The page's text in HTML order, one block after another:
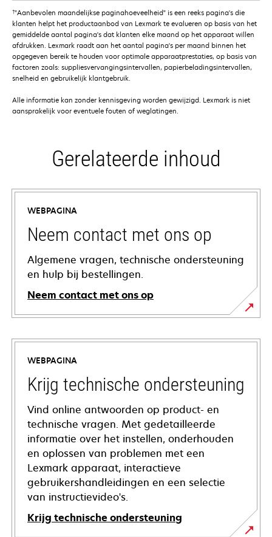
†"Aanbevolen maandelijkse paginahoeveelheid" is een reeks pagina's die
klanten helpt het productaanbod van Lexmark te evalueren op basis van het
gemiddelde aantal pagina's dat klanten elke maand op het apparaat willen
afdrukken. Lexmark raadt aan het aantal pagina's per maand binnen het
opgegeven bereik te houden voor optimale apparaatprestaties, op basis van
factoren zoals: suppliesvervangingsintervallen, papierbeladingsintervallen,
snelheid en gebruikelijk klantgebruik.
Alle informatie kan zonder kennisgeving worden gewijzigd. Lexmark is niet
aansprakelijk voor eventuele fouten of weglatingen.
Gerelateerde inhoud
WEBPAGINA
Neem contact met ons op
Algemene vragen, technische ondersteuning
en hulp bij bestellingen.
Neem contact met ons op
WEBPAGINA
Krijg technische ondersteuning
Vind online antwoorden op product- en
technische vragen. Met gedetailleerde
informatie over het instellen, onderhouden
en oplossen van problemen met een
Lexmark apparaat, interactieve
gebruikershandleidingen en een selectie
van instructievideo's.
Krijg technische ondersteuning